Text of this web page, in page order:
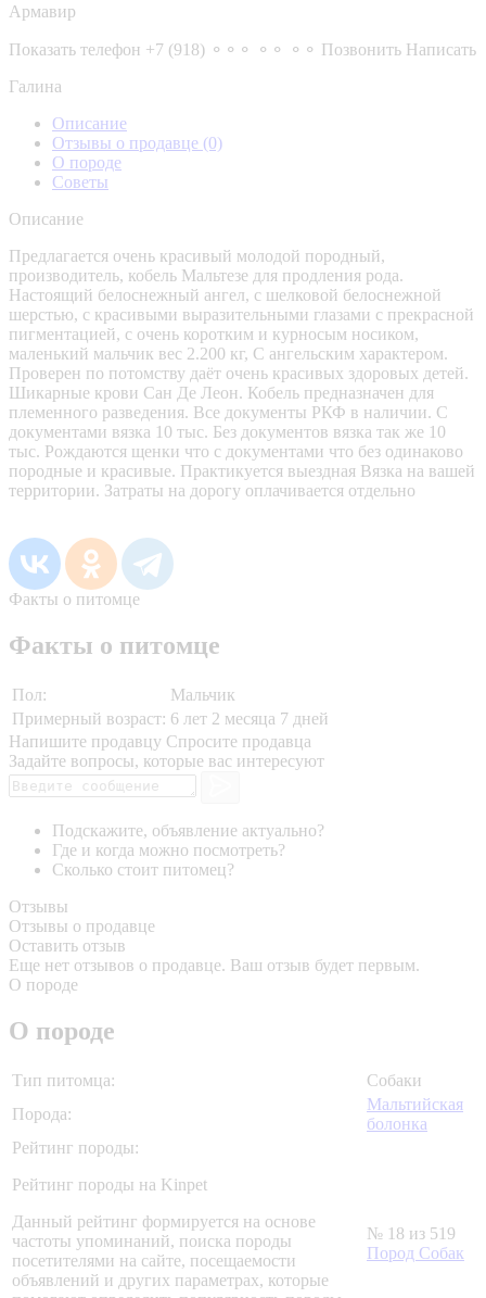
Армавир
Показать телефон +7 (918) ⚬⚬⚬ ⚬⚬ ⚬⚬ Позвонить Написать
Галина
Описание
Отзывы о продавце (0)
О породе
Советы
Описание
Предлагается очень красивый молодой породный,
производитель, кобель Мальтезе для продления рода.
Настоящий белоснежный ангел, с шелковой белоснежной
шерстью, с красивыми выразительными глазами с прекрасной
пигментацией, с очень коротким и курносым носиком,
маленький мальчик вес 2.200 кг, С ангельским характером.
Проверен по потомству даёт очень красивых здоровых детей.
Шикарные крови Сан Де Леон. Кобель предназначен для
племенного разведения. Все документы РКФ в наличии. С
документами вязка 10 тыс. Без документов вязка так же 10
тыс. Рождаются щенки что с документами что без одинаково
породные и красивые. Практикуется выездная Вязка на вашей
территории. Затраты на дорогу оплачивается отдельно
Факты о питомце
Факты о питомце
Пол:
Мальчик
Примерный возраст: 6 лет 2 месяца 7 дней
Напишите продавцу Спросите продавца
Задайте вопросы, которые вас интересуют
Подскажите, объявление актуально?
Где и когда можно посмотреть?
Сколько стоит питомец?
Отзывы
Отзывы о продавце
Оставить отзыв
Еще нет отзывов о продавце. Ваш отзыв будет первым.
О породе
О породе
Тип питомца:
Собаки
Порода:
Мальтийская
болонка
Рейтинг породы:
Рейтинг породы на Kinpet
Данный рейтинг формируется на основе
частоты упоминаний, поиска породы
посетителями на сайте, посещаемости
объявлений и других параметрах, которые
№ 18 из 519
Пород Собак